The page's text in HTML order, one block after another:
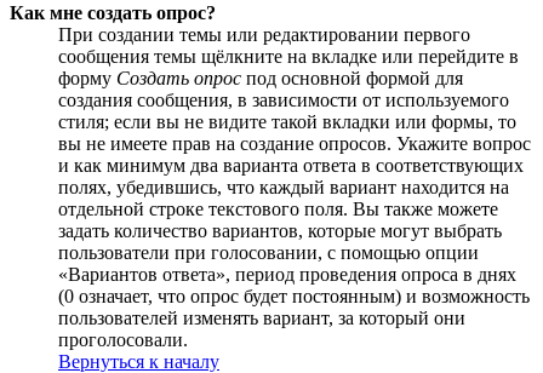
Как мне создать опрос?
При создании темы или редактировании первого
сообщения темы щёлкните на вкладке или перейдите в
форму Создать опрос под основной формой для
создания сообщения, в зависимости от используемого
стиля; если вы не видите такой вкладки или формы, то
вы не имеете прав на создание опросов. Укажите вопрос
и как минимум два варианта ответа в соответствующих
полях, убедившись, что каждый вариант находится на
отдельной строке текстового поля. Вы также можете
задать количество вариантов, которые могут выбрать
пользователи при голосовании, с помощью опции
«Вариантов ответа», период проведения опроса в днях
(0 означает, что опрос будет постоянным) и возможность
пользователей изменять вариант, за который они
проголосовали.
Вернуться к началу